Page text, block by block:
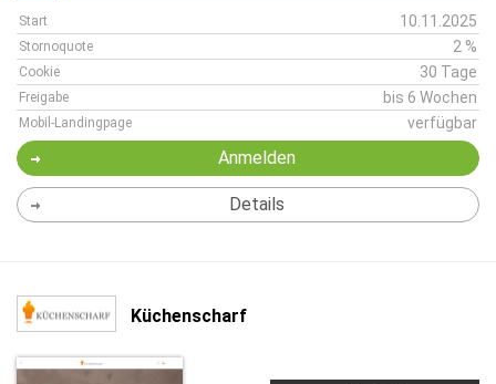
Start 10.11.2025
Stornoquote 2 %
Cookie 30 Tage
Freigabe bis 6 Wochen
Mobil-Landingpage verfügbar
Anmelden
Details
Küchenscharf